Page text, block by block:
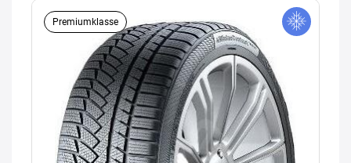
Premiumklasse